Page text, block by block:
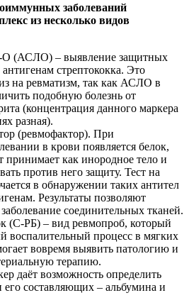
заболеваний
из несколько видов
О (АСЛО) – выявление защитных
стрептококка. Это
на ревматизм, так как АСЛО в
подобную болезнь от
(концентрация данного маркера
разная).
(ревмофактор). При
в крови появляется белок,
принимает как инородное тело и
против него защиту. Тест на
в обнаружении таких антител
Результаты позволяют
соединительных тканей.
(С-РБ) – вид ревмопроб, который
воспалительный процесс в мягких
вовремя выявить патологию и
терапию.
даёт возможность определить
его составляющих – альбумина и